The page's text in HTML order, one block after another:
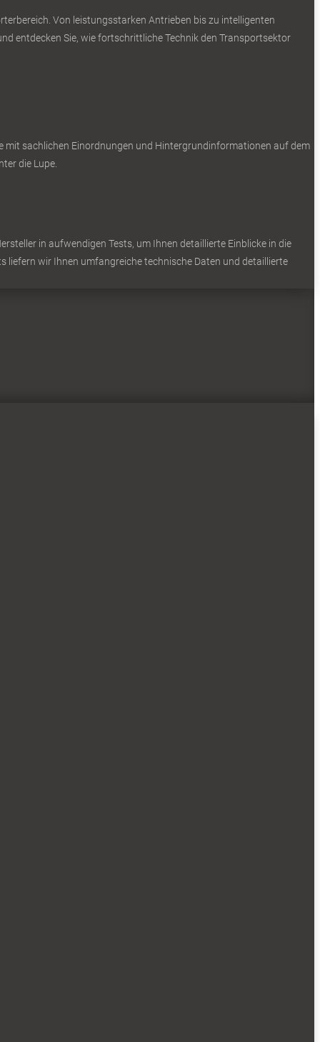
Von leistungsstarken Antrieben bis zu intelligenten
entdecken Sie, wie fortschrittliche Technik den Transportsektor
mit sachlichen Einordnungen und Hintergrundinformationen auf dem
die Lupe.
in aufwendigen Tests, um Ihnen detaillierte Einblicke in die
liefern wir Ihnen umfangreiche technische Daten und detaillierte